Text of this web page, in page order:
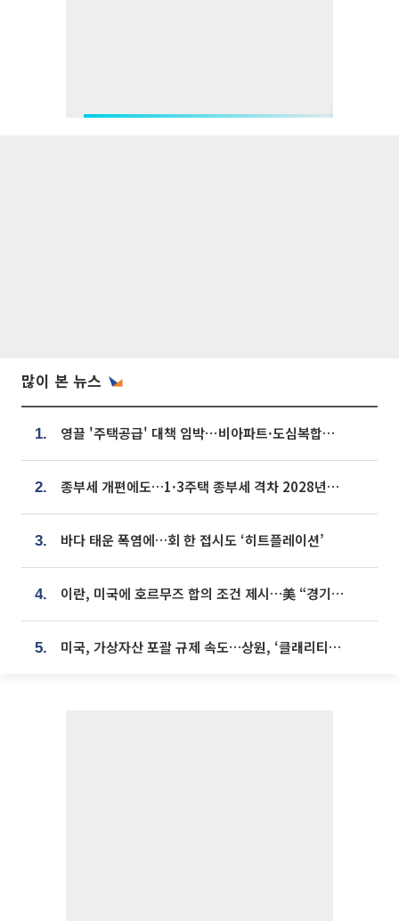
많이 본 뉴스
1. 영끌 '주택공급' 대책 임박⋯비아파트·도심복합까지 총동원
2. 종부세 개편에도…1·3주택 종부세 격차 2028년부터 확대
3. 바다 태운 폭염에…회 한 접시도 ‘히트플레이션’
4. 이란, 미국에 호르무즈 합의 조건 제시…美 “경기 아직 안 끝나” [종합]
5. 미국, 가상자산 포괄 규제 속도…상원, ‘클래리티법’ 9월 절차투표 추진